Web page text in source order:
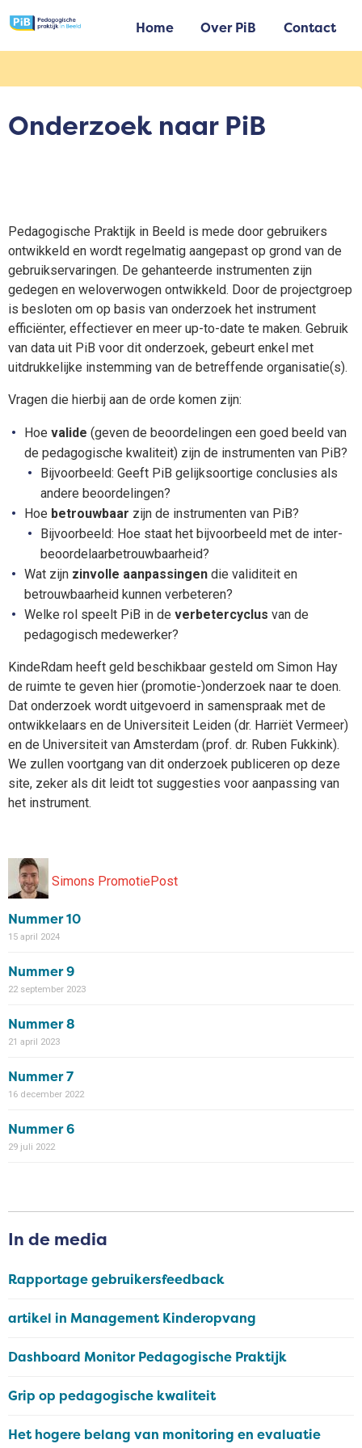
Home Over PiB Contact
Onderzoek naar PiB
Pedagogische Praktijk in Beeld is mede door gebruikers
ontwikkeld en wordt regelmatig aangepast op grond van de
gebruikservaringen. De gehanteerde instrumenten zijn
gedegen en weloverwogen ontwikkeld. Door de projectgroep
is besloten om op basis van onderzoek het instrument
efficiënter, effectiever en meer up-to-date te maken. Gebruik
van data uit PiB voor dit onderzoek, gebeurt enkel met
uitdrukkelijke instemming van de betreffende organisatie(s).
Vragen die hierbij aan de orde komen zijn:
Hoe valide (geven de beoordelingen een goed beeld van
de pedagogische kwaliteit) zijn de instrumenten van PiB?
Bijvoorbeeld: Geeft PiB gelijksoortige conclusies als
andere beoordelingen?
Hoe betrouwbaar zijn de instrumenten van PiB?
Bijvoorbeeld: Hoe staat het bijvoorbeeld met de inter-
beoordelaarbetrouwbaarheid?
Wat zijn zinvolle aanpassingen die validiteit en
betrouwbaarheid kunnen verbeteren?
Welke rol speelt PiB in de verbetercyclus van de
pedagogisch medewerker?
KindeRdam heeft geld beschikbaar gesteld om Simon Hay
de ruimte te geven hier (promotie-)onderzoek naar te doen.
Dat onderzoek wordt uitgevoerd in samenspraak met de
ontwikkelaars en de Universiteit Leiden (dr. Harriët Vermeer)
en de Universiteit van Amsterdam (prof. dr. Ruben Fukkink).
We zullen voortgang van dit onderzoek publiceren op deze
site, zeker als dit leidt tot suggesties voor aanpassing van
het instrument.
Simons PromotiePost
Nummer 10
15 april 2024
Nummer 9
22 september 2023
Nummer 8
21 april 2023
Nummer 7
16 december 2022
Nummer 6
29 juli 2022
In de media
Rapportage gebruikersfeedback
artikel in Management Kinderopvang
Dashboard Monitor Pedagogische Praktijk
Grip op pedagogische kwaliteit
Het hogere belang van monitoring en evaluatie